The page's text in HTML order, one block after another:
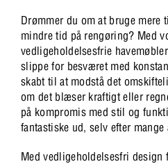
Drømmer du om at bruge mere
mindre tid på rengøring? Med
vedligeholdelsesfrie
slippe for besværet med
skabt til at modstå det
om det blæser kraftigt eller
på kompromis med stil og
fantastiske ud, selv efter
Med vedligeholdelsesfri